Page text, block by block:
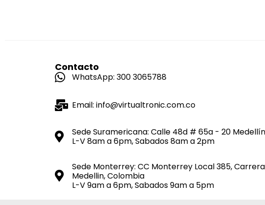
Contacto
WhatsApp: 300 3065788
Email: info@virtualtronic.com.co
Sede Suramericana: Calle 48d # 65a - 20
L-V 8am a 6pm, Sabados 8am a 2pm
Sede Monterrey: CC Monterrey Local 385,
Medellin, Colombia
L-V 9am a 6pm, Sabados 9am a 5pm